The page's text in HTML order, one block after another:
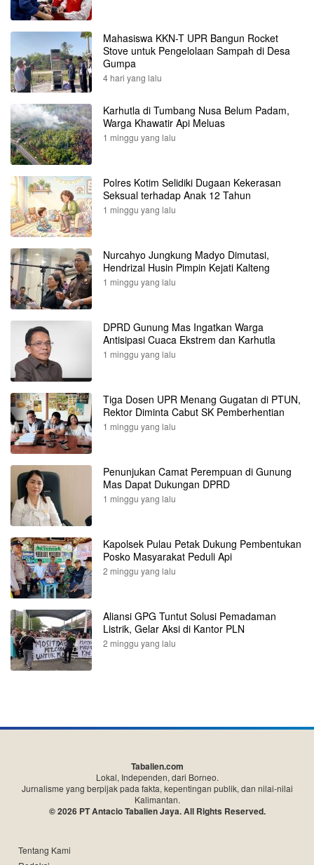
Mahasiswa KKN-T UPR Bangun Rocket
Stove untuk Pengelolaan Sampah di Desa
Gumpa
4 hari yang lalu
Karhutla di Tumbang Nusa Belum Padam,
Warga Khawatir Api Meluas
1 minggu yang lalu
Polres Kotim Selidiki Dugaan Kekerasan
Seksual terhadap Anak 12 Tahun
1 minggu yang lalu
Nurcahyo Jungkung Madyo Dimutasi,
Hendrizal Husin Pimpin Kejati Kalteng
1 minggu yang lalu
DPRD Gunung Mas Ingatkan Warga
Antisipasi Cuaca Ekstrem dan Karhutla
1 minggu yang lalu
Tiga Dosen UPR Menang Gugatan di PTUN,
Rektor Diminta Cabut SK Pemberhentian
1 minggu yang lalu
Penunjukan Camat Perempuan di Gunung
Mas Dapat Dukungan DPRD
1 minggu yang lalu
Kapolsek Pulau Petak Dukung Pembentukan
Posko Masyarakat Peduli Api
2 minggu yang lalu
Aliansi GPG Tuntut Solusi Pemadaman
Listrik, Gelar Aksi di Kantor PLN
2 minggu yang lalu
Tabalien.com
Lokal, Independen, dari Borneo.
Jurnalisme yang berpijak pada fakta, kepentingan publik, dan nilai-nilai
Kalimantan.
© 2026 PT Antacio Tabalien Jaya. All Rights Reserved.
Tentang Kami